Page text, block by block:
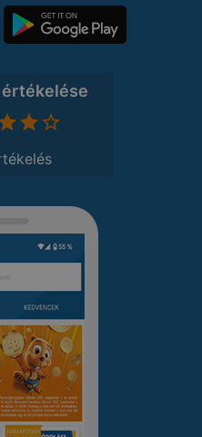
értékelése